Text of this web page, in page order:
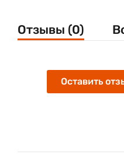
Отзывы (0)
Оставить